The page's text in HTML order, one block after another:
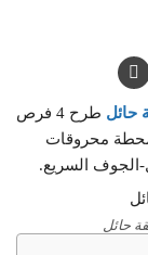
حائل
طرح 4 فرص
محطة محروقات
حائل